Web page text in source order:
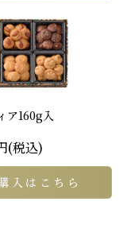
ア160g入
(税込)
入はこちら